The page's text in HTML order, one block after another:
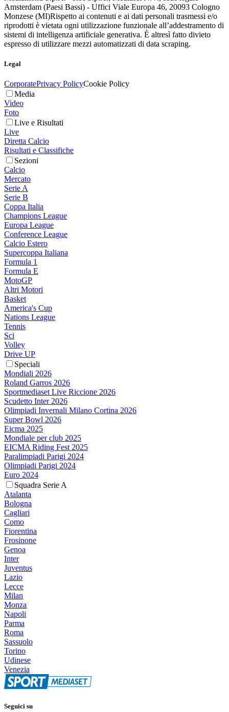
Amsterdam (Paesi Bassi) - Uffici Viale Europa 46, 20093 Cologno
Monzese (MI)Rispetto ai contenuti e ai dati personali trasmessi e/o
riprodotti è vietata ogni utilizzazione funzionale all’addestramento di
sistemi di intelligenza artificiale generativa. È altresì fatto divieto
espresso di utilizzare mezzi automatizzati di data scraping.
Legal
CorporatePrivacy PolicyCookie Policy
Media
Video
Foto
Live e Risultati
Live
Diretta Calcio
Risultati e Classifiche
Sezioni
Calcio
Mercato
Serie A
Serie B
Coppa Italia
Champions League
Europa League
Conference League
Calcio Estero
Supercoppa Italiana
Formula 1
Formula E
MotoGP
Altri Motori
Basket
America's Cup
Nations League
Tennis
Sci
Volley
Drive UP
Speciali
Mondiali 2026
Roland Garros 2026
Sportmediaset Live Riccione 2026
Scudetto Inter 2026
Olimpiadi Invernali Milano Cortina 2026
Super Bowl 2026
Eicma 2025
Mondiale per club 2025
EICMA Riding Fest 2025
Paralimpiadi Parigi 2024
Olimpiadi Parigi 2024
Euro 2024
Squadra Serie A
Atalanta
Bologna
Cagliari
Como
Fiorentina
Frosinone
Genoa
Inter
Juventus
Lazio
Lecce
Milan
Monza
Napoli
Parma
Roma
Sassuolo
Torino
Udinese
Venezia
Seguici su